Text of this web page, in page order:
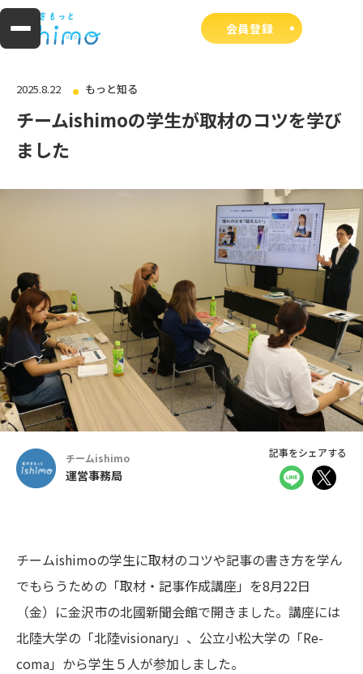
会員登録
2025.8.22 もっと知る
チームishimoの学生が取材のコツを学び
ました
チームishimo
運営事務局
記事をシェアする
チームishimoの学生に取材のコツや記事の書き方を学ん
でもらうための「取材・記事作成講座」を8月22日
（金）に金沢市の北國新聞会館で開きました。講座には
北陸大学の「北陸visionary」、公立小松大学の「Re-
coma」から学生５人が参加しました。